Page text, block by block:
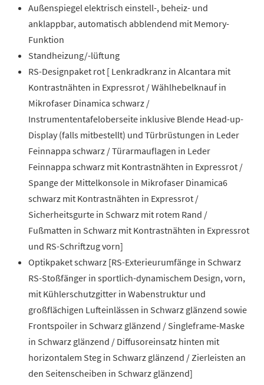
Außenspiegel elektrisch einstell-, beheiz- und
anklappbar, automatisch abblendend mit Memory-
Funktion
Standheizung/-lüftung
RS-Designpaket rot [ Lenkradkranz in Alcantara mit
Kontrastnähten in Expressrot / Wählhebelknauf in
Mikrofaser Dinamica schwarz /
Instrumententafeloberseite inklusive Blende Head-up-
Display (falls mitbestellt) und Türbrüstungen in Leder
Feinnappa schwarz / Türarmauflagen in Leder
Feinnappa schwarz mit Kontrastnähten in Expressrot /
Spange der Mittelkonsole in Mikrofaser Dinamica6
schwarz mit Kontrastnähten in Expressrot /
Sicherheitsgurte in Schwarz mit rotem Rand /
Fußmatten in Schwarz mit Kontrastnähten in Expressrot
und RS-Schriftzug vorn]
Optikpaket schwarz [RS-Exterieurumfänge in Schwarz
RS-Stoßfänger in sportlich-dynamischem Design, vorn,
mit Kühlerschutzgitter in Wabenstruktur und
großflächigen Lufteinlässen in Schwarz glänzend sowie
Frontspoiler in Schwarz glänzend / Singleframe-Maske
in Schwarz glänzend / Diffusoreinsatz hinten mit
horizontalem Steg in Schwarz glänzend / Zierleisten an
den Seitenscheiben in Schwarz glänzend]